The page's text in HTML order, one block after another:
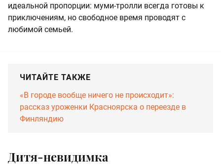
идеальной пропорции: муми-тролли всегда готовы к
приключениям, но свободное время проводят с
любимой семьей.
ЧИТАЙТЕ ТАКЖЕ
«В городе вообще ничего не происходит»:
рассказ уроженки Красноярска о переезде в
Финляндию
Дитя-невидимка